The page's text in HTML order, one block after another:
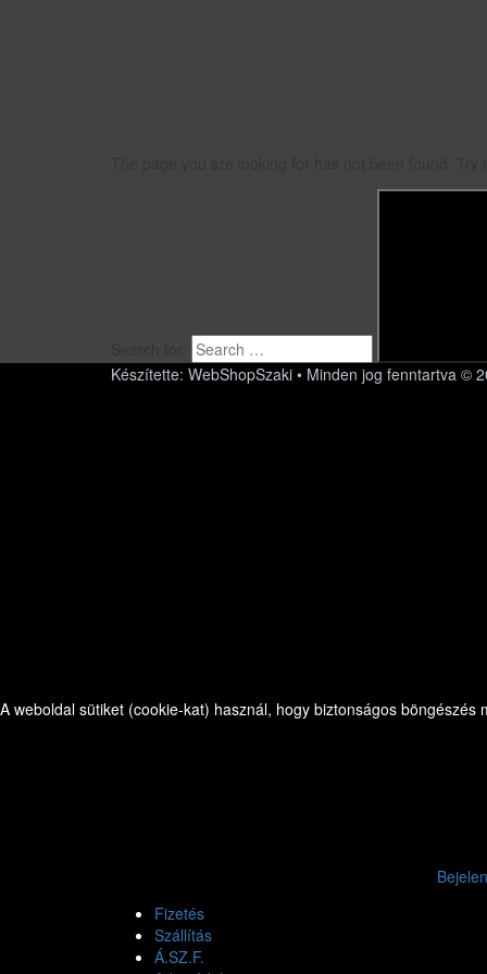
Készítette: WebShopSzaki • Minden jog fenntartva ©
A weboldal sütiket (cookie-kat) használ, hogy biztonságos
Fizetés
Szállítás
Á.SZ.F.